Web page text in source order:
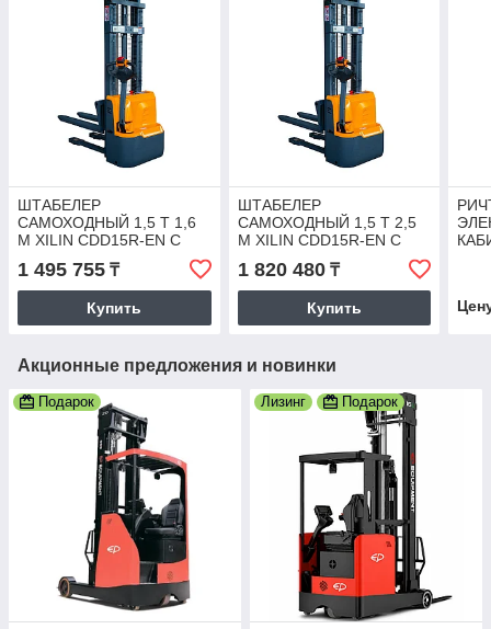
ШТАБЕЛЕР
САМОХОДНЫЙ 1,5 Т 1,6
М XILIN CDD15R-EN С
РАЗДВИЖНЫМИ ВИЛАМИ
(СОПРОВОЖДАЕМЫЙ)
1 495 755 ₸
Купить
ШТАБЕЛЕР
САМОХОДНЫЙ 1,5 Т 2,5
М XILIN CDD15R-EN С
РАЗДВИЖНЫМИ ВИЛАМИ
(СОПРОВОЖДАЕМЫЙ)
1 820 480₸
Купить
Акционные предложения и новинки
Подарок Лизинг Подарок